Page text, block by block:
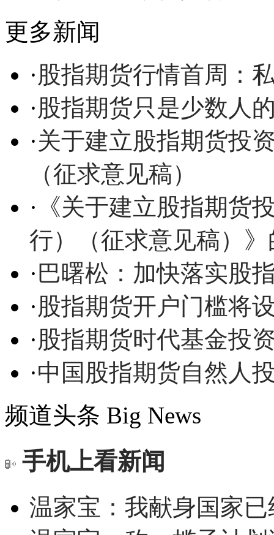
更多新闻
·股指期货行情首周：
·股指期货只是少数人
·关于建立股指期货投
（征求意见稿）
· 《关于建立股指期货
行）（征求意见稿）
·巴曙松：加快落实股
·股指期货开户门槛将
·股指期货时代基金投
·中国股指期货自然人
频道头条 Big News
手机上看新闻
温家宝：我献身国家